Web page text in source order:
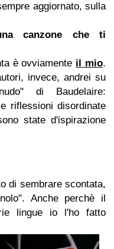
aggiornato, sulla
canzone che ti
è ovviamente il mio.
invece, andrei su
di Baudelaire:
riflessioni disordinate
state d'ispirazione
di sembrare scontata,
Anche perchè il
lingue io l'ho fatto